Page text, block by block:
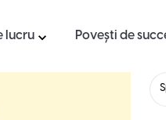
lucru Povești de